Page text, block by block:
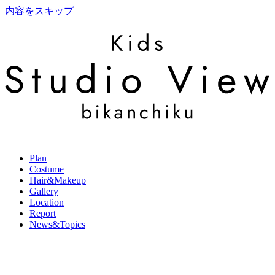
内容をスキップ
Plan
Costume
Hair&Makeup
Gallery
Location
Report
News&Topics